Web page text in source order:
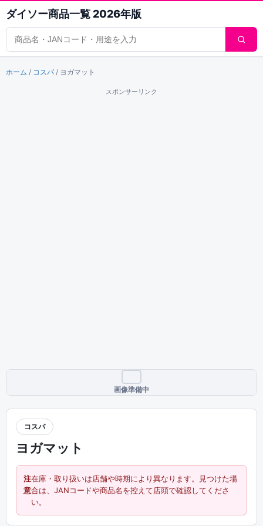
ダイソー商品一覧 2026年版
商品検索
ホーム / コスパ / ヨガマット
スポンサーリンク
画像準備中
コスパ
ヨガマット
注
意
在庫・取り扱いは店舗や時期により異なります。見つけた場
合は、JANコードや商品名を控えて店頭で確認してくださ
い。